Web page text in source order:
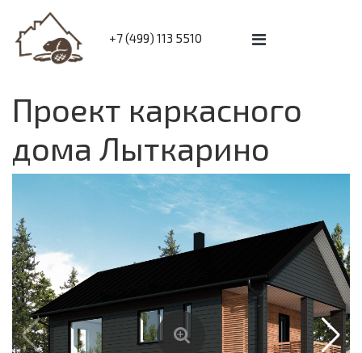
+7 (499) 113 5510
Проект каркасного
дома Лыткарино